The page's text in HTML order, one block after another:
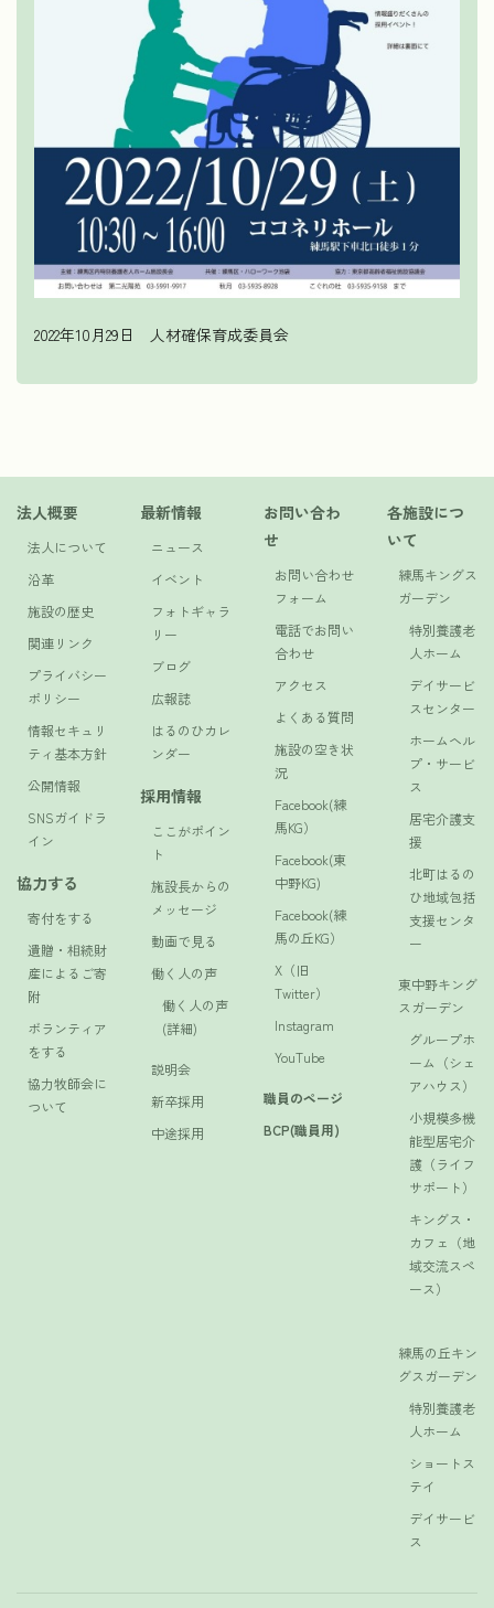
2022年10月29日 人材確保育成委員会
法人概要
法人について
沿革
施設の歴史
関連リンク
プライバシー
ポリシー
情報セキュリ
ティ基本方針
公開情報
SNSガイドラ
イン
協力する
寄付をする
遺贈・相続財
産によるご寄
附
ボランティア
をする
協力牧師会に
ついて
最新情報
ニュース
イベント
フォトギャラ
リー
ブログ
広報誌
はるのひカレ
ンダー
採用情報
ここがポイン
ト
施設長からの
メッセージ
動画で見る
働く人の声
働く人の声
(詳細)
説明会
新卒採用
中途採用
お問い合わ
せ
お問い合わせ
フォーム
電話でお問い
合わせ
アクセス
よくある質問
施設の空き状
況
Facebook(練
馬KG）
Facebook(東
中野KG)
Facebook(練
馬の丘KG）
X（旧
Twitter）
Instagram
YouTube
職員のページ
BCP(職員用)
各施設につ
いて
練馬キングス
ガーデン
特別養護老
人ホーム
デイサービ
スセンター
ホームヘル
プ・サービ
ス
居宅介護支
援
北町はるの
ひ地域包括
支援センタ
ー
東中野キング
スガーデン
グループホ
ーム（シェ
アハウス）
小規模多機
能型居宅介
護（ライフ
サポート）
キングス・
カフェ（地
域交流スペ
ース）
練馬の丘キン
グスガーデン
特別養護老
人ホーム
ショートス
テイ
デイサービ
ス